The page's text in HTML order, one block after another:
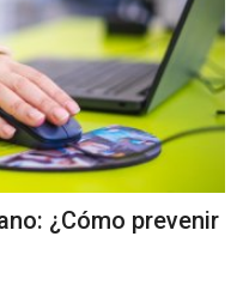
¿Cómo prevenir